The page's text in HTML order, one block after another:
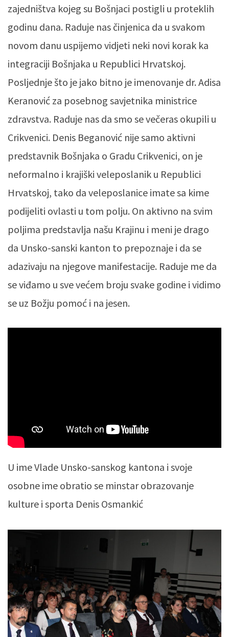
zajedništva kojeg su Bošnjaci postigli u proteklih
godinu dana. Raduje nas činjenica da u svakom
novom danu uspijemo vidjeti neki novi korak ka
integraciji Bošnjaka u Republici Hrvatskoj.
Posljednje što je jako bitno je imenovanje dr. Adisa
Keranović za posebnog savjetnika ministrice
zdravstva. Raduje nas da smo se večeras okupili u
Crikvenici. Denis Beganović nije samo aktivni
predstavnik Bošnjaka o Gradu Crikvenici, on je
neformalno i krajiški veleposlanik u Republici
Hrvatskoj, tako da veleposlanice imate sa kime
podijeliti ovlasti u tom polju. On aktivno na svim
poljima predstavlja našu Krajinu i meni je drago
da Unsko-sanski kanton to prepoznaje i da se
adazivaju na njegove manifestacije. Raduje me da
se viđamo u sve većem broju svake godine i vidimo
se uz Božju pomoć i na jesen.
U ime Vlade Unsko-sanskog kantona i svoje
osobne ime obratio se minstar obrazovanje
kulture i sporta Denis Osmankić